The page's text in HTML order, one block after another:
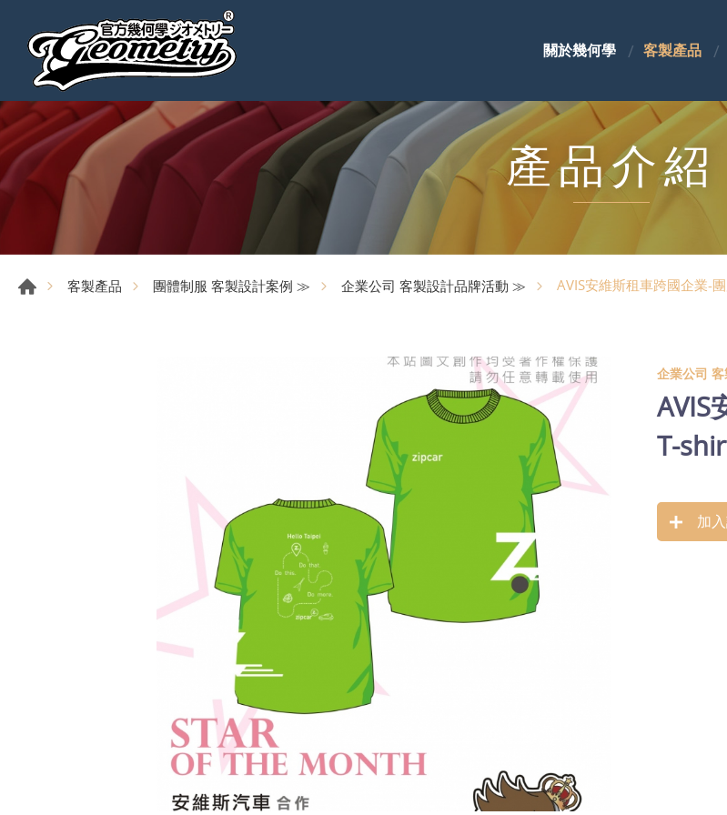
關於幾何學 客製產品
產品介紹
客製產品 團體制服 客製設計案例 ≫ 企業公司 客製設計品牌活動 ≫ AVIS安維斯租車跨國企業-
企業公司
AVIS
T-
加